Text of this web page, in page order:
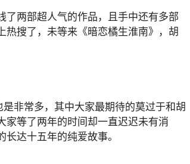
了两部超人气的作品，且手中还有多部
搜了，未等来《暗恋橘生淮南》，胡
非常多，其中大家最期待的莫过于和胡
家等了两年的时间却一直迟迟未有消
达十五年的纯爱故事。